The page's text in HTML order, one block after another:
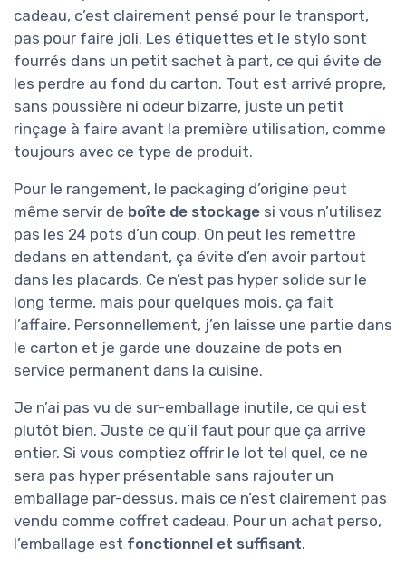
cadeau, c’est clairement pensé pour le transport,
pas pour faire joli. Les étiquettes et le stylo sont
fourrés dans un petit sachet à part, ce qui évite de
les perdre au fond du carton. Tout est arrivé propre,
sans poussière ni odeur bizarre, juste un petit
rinçage à faire avant la première utilisation, comme
toujours avec ce type de produit.
Pour le rangement, le packaging d’origine peut
même servir de boîte de stockage si vous n’utilisez
pas les 24 pots d’un coup. On peut les remettre
dedans en attendant, ça évite d’en avoir partout
dans les placards. Ce n’est pas hyper solide sur le
long terme, mais pour quelques mois, ça fait
l’affaire. Personnellement, j’en laisse une partie dans
le carton et je garde une douzaine de pots en
service permanent dans la cuisine.
Je n’ai pas vu de sur-emballage inutile, ce qui est
plutôt bien. Juste ce qu’il faut pour que ça arrive
entier. Si vous comptiez offrir le lot tel quel, ce ne
sera pas hyper présentable sans rajouter un
emballage par-dessus, mais ce n’est clairement pas
vendu comme coffret cadeau. Pour un achat perso,
l’emballage est fonctionnel et suffisant.